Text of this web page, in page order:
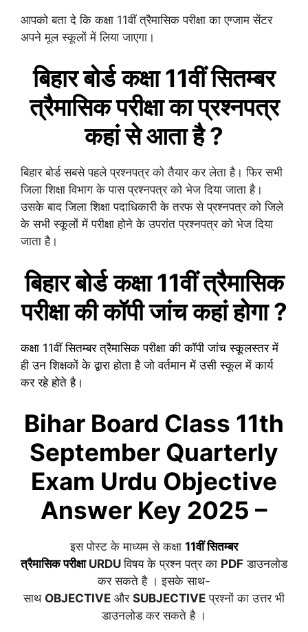
आपको बता दे कि कक्षा 11वीं त्रैमासिक परीक्षा का एग्जाम सेंटर
अपने मूल स्कूलों में लिया जाएगा।
बिहार बोर्ड कक्षा 11वींसितम्बर
त्रैमासिकपरीक्षा का प्रश्नपत्र
कहां से आता है ?
बिहार बोर्ड सबसे पहले प्रश्नपत्र को तैयार कर लेता है। फिर सभी
जिला शिक्षा विभाग के पास प्रश्नपत्र को भेज दिया जाता है।
उसके बाद जिला शिक्षा पदाधिकारी के तरफ से प्रश्नपत्र को जिले
के सभी स्कूलों में परीक्षा होने के उपरांत प्रश्नपत्र को भेज दिया
जाता है।
बिहार बोर्ड कक्षा 11वींत्रैमासिक
परीक्षा की कॉपी जांच कहां होगा ?
कक्षा 11वींसितम्बरत्रैमासिक परीक्षा की कॉपी जांच स्कूलस्तर में
ही उन शिक्षकों के द्वारा होता है जो वर्तमान में उसी स्कूल में कार्य
कर रहे होते है।
Bihar Board Class 11th
September Quarterly
Exam Urdu Objective
Answer Key 2025 –
इस पोस्ट के माध्यम से कक्षा 11वींसितम्बर
त्रैमासिकपरीक्षाURDUविषय के प्रश्न पत्र का PDF डाउनलोड
कर सकते है । इसके साथ-
साथ OBJECTIVE और SUBJECTIVE प्रश्नों का उत्तर भी
डाउनलोड कर सकते है ।